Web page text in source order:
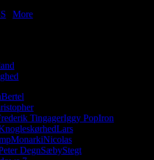
More
Bertel
TingagerIggy PopIron
Lars
MonarkiNicolas
DegnSæbyStegt